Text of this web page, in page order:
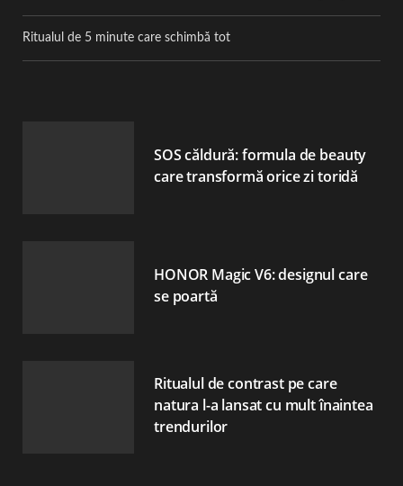
Ritualul de 5 minute care schimbă tot
SOS căldură: formula de beauty
care transformă orice zi toridă
HONOR Magic V6: designul care
se poartă
Ritualul de contrast pe care
natura l-a lansat cu mult înaintea
trendurilor